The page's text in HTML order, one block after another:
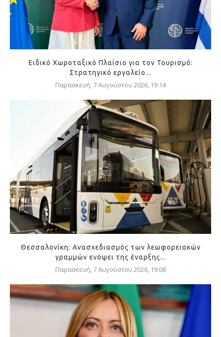
Ειδικό Χωροταξικό Πλαίσιο για τον Τουρισμό:
Στρατηγικό εργαλείο...
Παρασκευή, 7 Αυγούστου 2026, 19:14
Θεσσαλονίκη: Ανασχεδιασμός των λεωφορειακών
γραμμών ενόψει της έναρξης...
Παρασκευή, 7 Αυγούστου 2026, 19:08